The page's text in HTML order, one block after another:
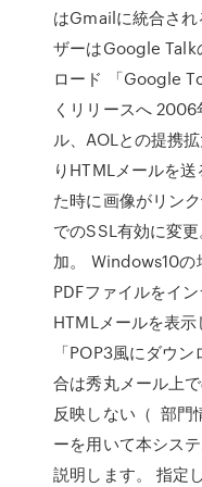
はGmailに統合さ
ザーはGoogle Talk
ロード 「Google
くリリースへ
ル、AOLとの提携
りHTMLメールを
た時に画像がリン
でのSSL有効に変
加。 Windows10
PDFファイルをイ
HTMLメールを表
「POP3風にダウ
合は秀丸メール上
反映しない（ 部門
ーを用いて本シス
説明します。 指定